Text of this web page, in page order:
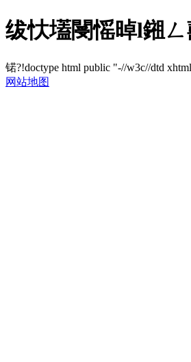
绂忕壒閿愮晫l鎺
锘?!doctype html public "-//w3c//dtd
网站地图